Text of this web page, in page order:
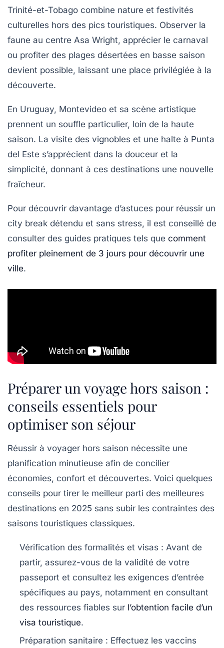
Trinité-et-Tobago combine nature et festivités
culturelles hors des pics touristiques. Observer la
faune au centre Asa Wright, apprécier le carnaval
ou profiter des plages désertées en basse saison
devient possible, laissant une place privilégiée à la
découverte.
En Uruguay, Montevideo et sa scène artistique
prennent un souffle particulier, loin de la haute
saison. La visite des vignobles et une halte à Punta
del Este s’apprécient dans la douceur et la
simplicité, donnant à ces destinations une nouvelle
fraîcheur.
Pour découvrir davantage d’astuces pour réussir un
city break détendu et sans stress, il est conseillé de
consulter des guides pratiques tels que comment
profiter pleinement de 3 jours pour découvrir une
ville.
Préparer un voyage hors saison :
conseils essentiels pour
optimiser son séjour
Réussir à voyager hors saison nécessite une
planification minutieuse afin de concilier
économies, confort et découvertes. Voici quelques
conseils pour tirer le meilleur parti des meilleures
destinations en 2025 sans subir les contraintes des
saisons touristiques classiques.
Vérification des formalités et visas : Avant de
partir, assurez-vous de la validité de votre
passeport et consultez les exigences d’entrée
spécifiques au pays, notamment en consultant
des ressources fiables sur l’obtention facile d’un
visa touristique.
Préparation sanitaire : Effectuez les vaccins